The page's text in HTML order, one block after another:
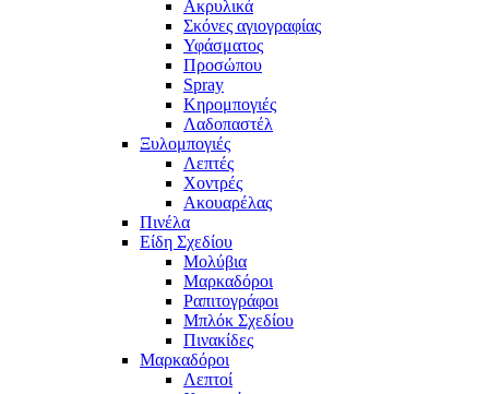
Ακρυλικά
Σκόνες αγιογραφίας
Υφάσματος
Προσώπου
Spray
Κηρομπογιές
Λαδοπαστέλ
Ξυλομπογιές
Λεπτές
Χοντρές
Ακουαρέλας
Πινέλα
Είδη Σχεδίου
Μολύβια
Μαρκαδόροι
Ραπιτογράφοι
Μπλόκ Σχεδίου
Πινακίδες
Μαρκαδόροι
Λεπτοί